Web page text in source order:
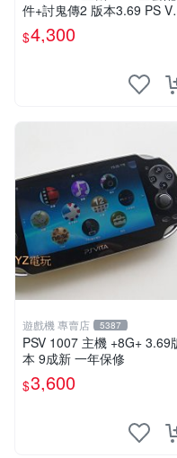
件+討鬼傳2 版本3.69 PS Vita
$4,300
遊戲機 專賣店 5387
PSV 1007 主機 +8G+ 3.69版
本 9成新 一年保修
$3,600